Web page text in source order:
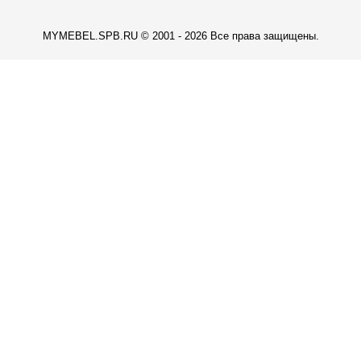
MYMEBEL.SPB.RU © 2001 - 2026 Все права защищены.